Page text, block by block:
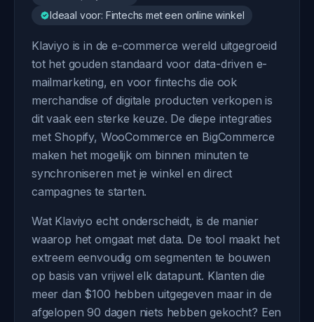
Ideaal voor: Fintechs met een online winkel
Klaviyo is in de e-commerce wereld uitgegroeid
tot het gouden standaard voor data-driven e-
mailmarketing, en voor fintechs die ook
merchandise of digitale producten verkopen is
dit vaak een sterke keuze. De diepe integraties
met Shopify, WooCommerce en BigCommerce
maken het mogelijk om binnen minuten te
synchroniseren met je winkel en direct
campagnes te starten.
Wat Klaviyo echt onderscheidt, is de manier
waarop het omgaat met data. De tool maakt het
extreem eenvoudig om segmenten te bouwen
op basis van vrijwel elk datapunt. Klanten die
meer dan $100 hebben uitgegeven maar in de
afgelopen 90 dagen niets hebben gekocht? Een